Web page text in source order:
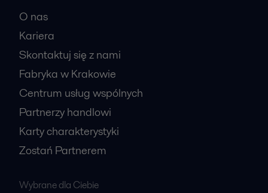
O nas
Kariera
Skontaktuj się z nami
Fabryka w Krakowie
Centrum usług wspólnych
Partnerzy handlowi
Karty charakterystyki
Zostań Partnerem
Wybrane dla Ciebie